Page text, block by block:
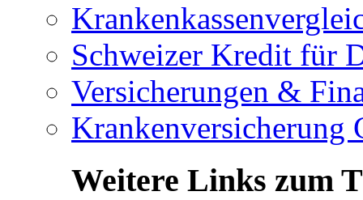
Schweizer Kredit für
Versicherungen &
Krankenversicherung
Weitere Links zum